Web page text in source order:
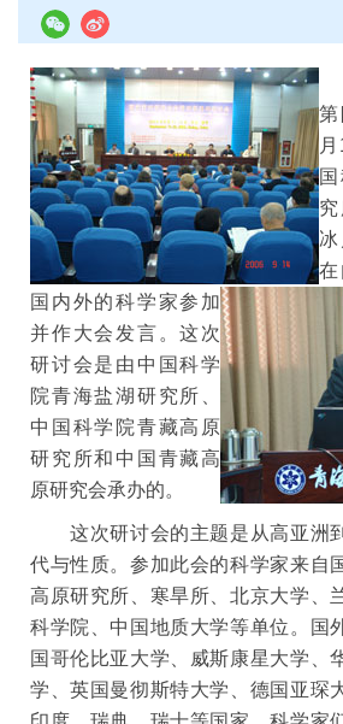
第
在
国内外的科学家参加
并作大会发言。这次
研讨会是由中国科学
院青海盐湖研究所、
中国科学院青藏高原
研究所和中国青藏高
原研究会承办的。
这次研讨会的主题是从高亚洲
代与性质。参加此会的科学家来自
高原研究所、寒旱所、北京大学、
科学院、中国地质大学等单位。国
国哥伦比亚大学、威斯康星大学、
学、英国曼彻斯特大学、德国亚琛